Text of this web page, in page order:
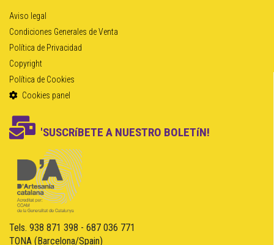
Aviso legal
Condiciones Generales de Venta
Política de Privacidad
Copyright
Política de Cookies
Cookies panel
'SUSCRíBETE A NUESTRO BOLETíN!
Tels. 938 871 398 - 687 036 771
TONA (Barcelona/Spain)